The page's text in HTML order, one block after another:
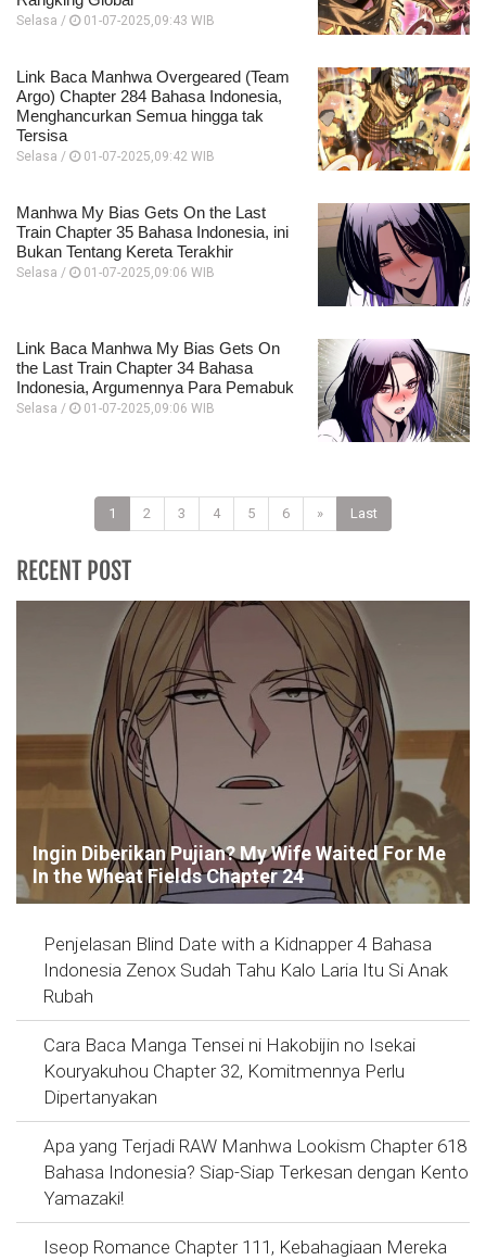
Selasa / 01-07-2025,09:43 WIB
Link Baca Manhwa Overgeared (Team
Argo) Chapter 284 Bahasa Indonesia,
Menghancurkan Semua hingga tak
Tersisa
Selasa / 01-07-2025,09:42 WIB
Manhwa My Bias Gets On the Last
Train Chapter 35 Bahasa Indonesia, ini
Bukan Tentang Kereta Terakhir
Selasa / 01-07-2025,09:06 WIB
Link Baca Manhwa My Bias Gets On
the Last Train Chapter 34 Bahasa
Indonesia, Argumennya Para Pemabuk
Selasa / 01-07-2025,09:06 WIB
1 2 3 4 5 6 » Last
RECENT POST
Ingin Diberikan Pujian? My Wife Waited For Me
In the Wheat Fields Chapter 24
Penjelasan Blind Date with a Kidnapper 4 Bahasa
Indonesia Zenox Sudah Tahu Kalo Laria Itu Si Anak
Rubah
Cara Baca Manga Tensei ni Hakobijin no Isekai
Kouryakuhou Chapter 32, Komitmennya Perlu
Dipertanyakan
Apa yang Terjadi RAW Manhwa Lookism Chapter 618
Bahasa Indonesia? Siap-Siap Terkesan dengan Kento
Yamazaki!
Iseop Romance Chapter 111, Kebahagiaan Mereka